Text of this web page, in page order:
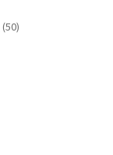
5050